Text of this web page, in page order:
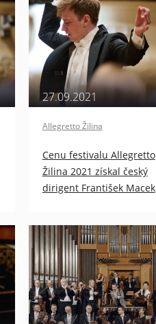
27.09.2021
Allegretto Žilina
Cenu festivalu Allegretto
Žilina 2021 získal český
dirigent František Macek